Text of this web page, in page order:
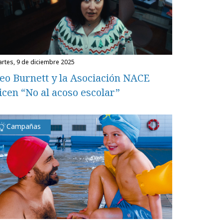
9 de diciembre 2025
Burnett y la Asociación NACE
“No al acoso escolar”
Campañas